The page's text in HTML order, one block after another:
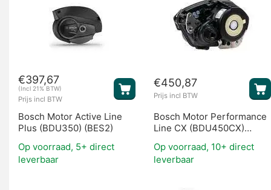
Overige onderdelen
€397,67
(Incl 21% BTW)
Prijs incl BTW
Bosch Motor Active Line
Plus (BDU350) (BES2)
Op voorraad, 5+ direct
leverbaar
€450,87
Prijs incl BTW
Bosch Motor Performance
Line CX (BDU450CX)
Op voorraad, 10+ direct
leverbaar